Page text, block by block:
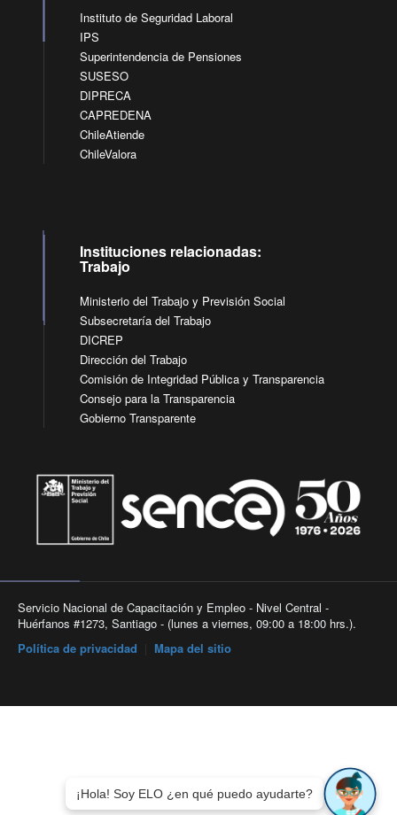
Instituto de Seguridad Laboral
IPS
Superintendencia de Pensiones
SUSESO
DIPRECA
CAPREDENA
ChileAtiende
ChileValora
Instituciones relacionadas:
Trabajo
Ministerio del Trabajo y Previsión Social
Subsecretaría del Trabajo
DICREP
Dirección del Trabajo
Comisión de Integridad Pública y Transparencia
Consejo para la Transparencia
Gobierno Transparente
Servicio Nacional de Capacitación y Empleo - Nivel Central -
Huérfanos #1273, Santiago - (lunes a viernes, 09:00 a 18:00 hrs.).
Política de privacidad
Mapa del sitio
¡Hola! Soy ELO ¿en qué puedo ayudarte?